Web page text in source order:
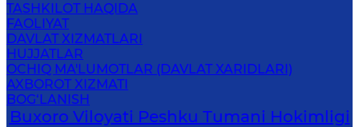
TASHKILOT HAQIDA
FAOLIYAT
DAVLAT XIZMATLARI
HUJJATLAR
OCHIQ MA'LUMOTLAR (DAVLAT XARIDLARI)
AXBOROT XIZMATI
BOG‘LANISH
Buxoro Viloyati Peshku Tumani Hokimligi